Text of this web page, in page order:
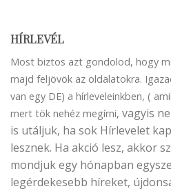
HÍRLEVÉL
Most biztos azt gondolod, hogy
majd feljövök az oldalatokra.
van egy DE) a hírleveleinkben, (
mert tök nehéz megírni, vagyis
is utáljuk, ha sok Hírlevelet
lesznek. Ha akció lesz, akkor
mondjuk egy hónapban
legérdekesebb híreket,